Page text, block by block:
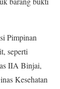
Pimpinan
seperti
IIA Binjai,
Kesehatan